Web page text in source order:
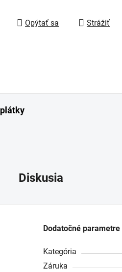
Opýtať sa Strážiť
Diskusia
Dodatočné parametre
Kategória
Záruka